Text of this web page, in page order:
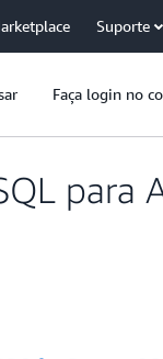
Suporte
Faça login no
para